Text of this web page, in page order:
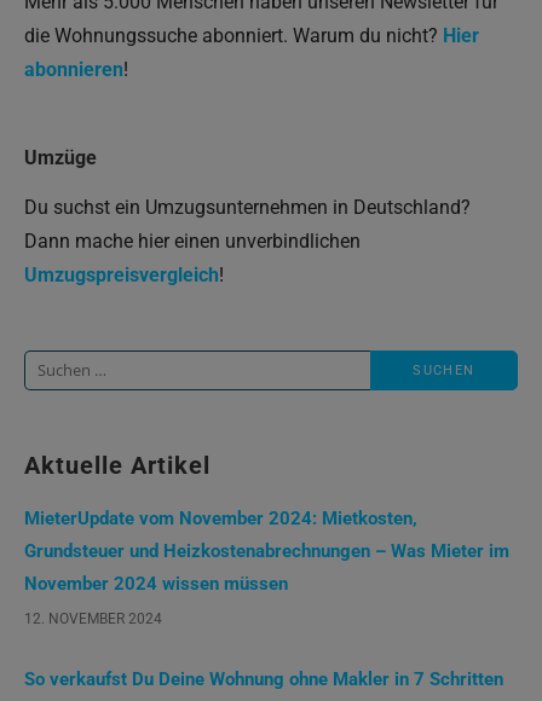
die Wohnungssuche abonniert. Warum du nicht? Hier
abonnieren!
Umzüge
Du suchst ein Umzugsunternehmen in Deutschland?
Dann mache hier einen unverbindlichen
Umzugspreisvergleich!
Suche
Aktuelle Artikel
MieterUpdate vom November 2024: Mietkosten,
Grundsteuer und Heizkostenabrechnungen – Was Mieter im
November 2024 wissen müssen
12. NOVEMBER 2024
So verkaufst Du Deine Wohnung ohne Makler in 7 Schritten